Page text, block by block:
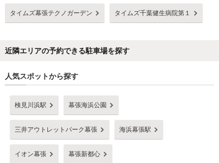
タイムズ幕張テクノガーデン タイムズ千葉健生病院第１
近隣エリアの予約できる駐車場を探す
人気スポットから探す
検見川浜駅 幕張海浜公園
三井アウトレットパーク幕張 海浜幕張駅
イオン幕張 幕張新都心